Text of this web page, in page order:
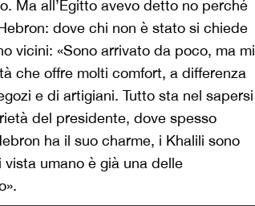
Ma all’Egitto avevo detto no perché
dove chi non è stato si chiede
vicini: «Sono arrivato da poco, ma mi
che offre molti comfort, a differenza
e di artigiani. Tutto sta nel sapersi
del presidente, dove spesso
ha il suo charme, i Khalili sono
umano è già una delle